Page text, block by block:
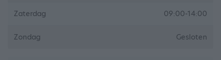
Zaterdag 09:00-14:00
Zondag Gesloten